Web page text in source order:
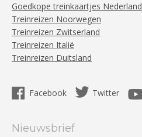
Goedkope treinkaartjes Nederland
Treinreizen Noorwegen
Treinreizen Zwitserland
Treinreizen Italië
Treinreizen Duitsland
Facebook Twitter
Nieuwsbrief